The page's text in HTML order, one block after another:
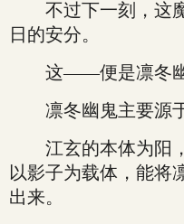
不过下一刻，这魔
日的安分。
这——便是凛冬幽
凛冬幽鬼主要源于
江玄的本体为阳，
以影子为载体，能将
出来。